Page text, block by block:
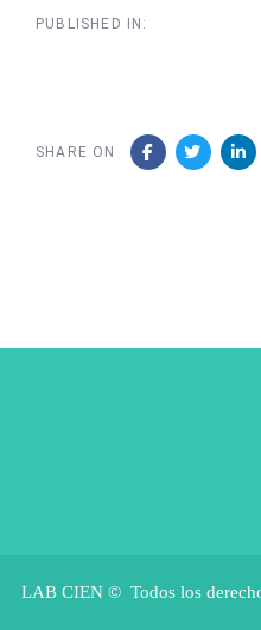
PUBLISHED IN:
SHARE ON
LAB CIEN © Todos los